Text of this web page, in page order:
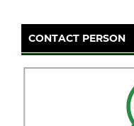
CONTACT PERSON